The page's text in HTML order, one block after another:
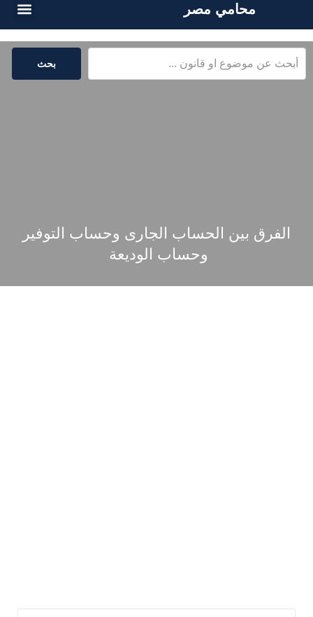
محامي مصر
بحث
الفرق بين الحساب الجارى وحساب التوفير
وحساب الوديعة